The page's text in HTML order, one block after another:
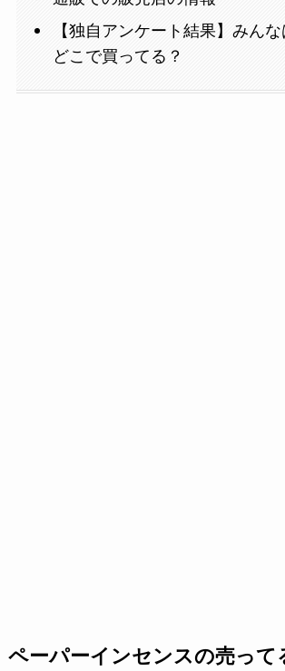
【独自アンケート結果】みん
どこで買ってる？
ペーパーインセンスの売って